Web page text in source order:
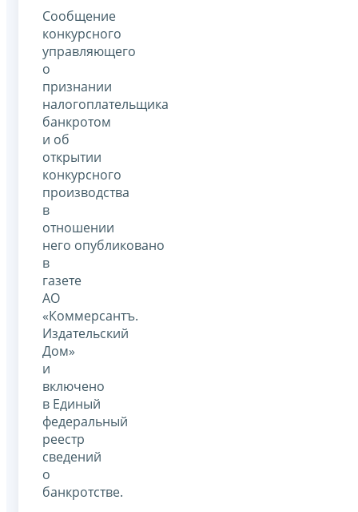
Сообщение
конкурсного
управляющего
о
признании
налогоплательщика
банкротом
и об
открытии
конкурсного
производства
в
отношении
него опубликовано
в
газете
АО
«Коммерсантъ.
Издательский
Дом»
и
включено
в Единый
федеральный
реестр
сведений
о
банкротстве.